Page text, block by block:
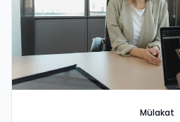
Mülakat